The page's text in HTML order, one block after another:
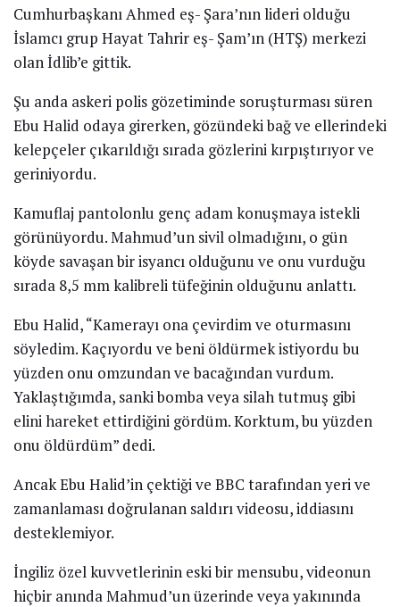
Cumhurbaşkanı Ahmed eş- Şara’nın lideri olduğu
İslamcı grup Hayat Tahrir eş- Şam’ın (HTŞ) merkezi
olan İdlib’e gittik.
Şu anda askeri polis gözetiminde soruşturması süren
Ebu Halid odaya girerken, gözündeki bağ ve ellerindeki
kelepçeler çıkarıldığı sırada gözlerini kırpıştırıyor ve
geriniyordu.
Kamuflaj pantolonlu genç adam konuşmaya istekli
görünüyordu. Mahmud’un sivil olmadığını, o gün
köyde savaşan bir isyancı olduğunu ve onu vurduğu
sırada 8,5 mm kalibreli tüfeğinin olduğunu anlattı.
Ebu Halid, “Kamerayı ona çevirdim ve oturmasını
söyledim. Kaçıyordu ve beni öldürmek istiyordu bu
yüzden onu omzundan ve bacağından vurdum.
Yaklaştığımda, sanki bomba veya silah tutmuş gibi
elini hareket ettirdiğini gördüm. Korktum, bu yüzden
onu öldürdüm” dedi.
Ancak Ebu Halid’in çektiği ve BBC tarafından yeri ve
zamanlaması doğrulanan saldırı videosu, iddiasını
desteklemiyor.
İngiliz özel kuvvetlerinin eski bir mensubu, videonun
hiçbir anında Mahmud’un üzerinde veya yakınında